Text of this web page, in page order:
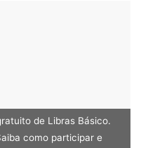
de Libras Básico.
como participar e